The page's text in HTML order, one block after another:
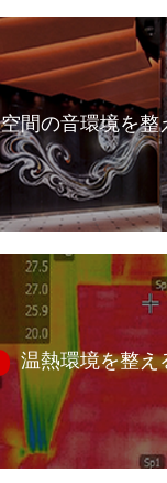
空間の音環境を整
温熱環境を整え